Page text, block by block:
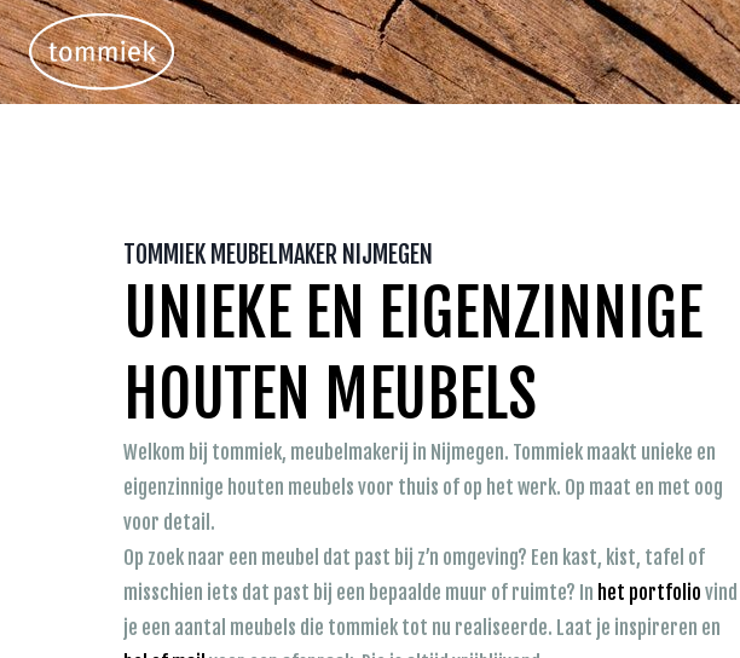
Doorgaan
naar
inhoud
TOMMIEK MEUBELMAKER NIJMEGEN
UNIEKE EN EIGENZINNIGE
HOUTEN MEUBELS
Welkom bij tommiek, meubelmakerij in Nijmegen. Tommiek maakt unieke en
eigenzinnige houten meubels voor thuis of op het werk. Op maat en met oog
voor detail.
Op zoek naar een meubel dat past bij z’n omgeving? Een kast, kist, tafel of
misschien iets dat past bij een bepaalde muur of ruimte? In het portfolio vind
je een aantal meubels die tommiek tot nu realiseerde. Laat je inspireren en